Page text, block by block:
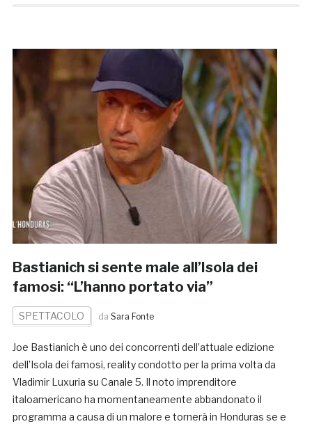
Bastianich si sente male all’Isola dei
famosi: “L’hanno portato via”
SPETTACOLO da Sara Fonte
Joe Bastianich è uno dei concorrenti dell’attuale edizione
dell’Isola dei famosi, reality condotto per la prima volta da
Vladimir Luxuria su Canale 5. Il noto imprenditore
italoamericano ha momentaneamente abbandonato il
programma a causa di un malore e tornerà in Honduras se e